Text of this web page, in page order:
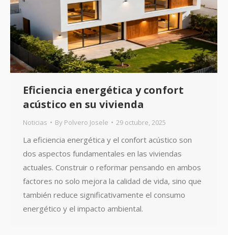
Eficiencia energética y confort
acústico en su vivienda
Noticias By Polvero Josele 29 octubre, 2025
La eficiencia energética y el confort acústico son
dos aspectos fundamentales en las viviendas
actuales. Construir o reformar pensando en ambos
factores no solo mejora la calidad de vida, sino que
también reduce significativamente el consumo
energético y el impacto ambiental.